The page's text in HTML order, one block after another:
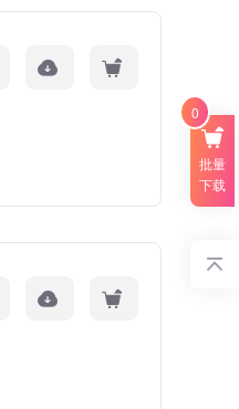
批量
下载
0